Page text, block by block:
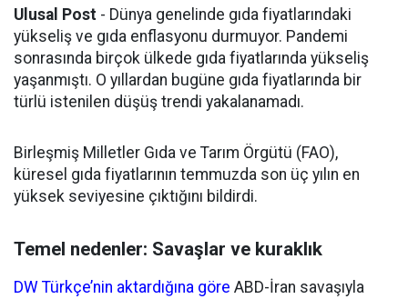
Ulusal Post - Dünya genelinde gıda fiyatlarındaki
yükseliş ve gıda enflasyonu durmuyor. Pandemi
sonrasında birçok ülkede gıda fiyatlarında yükseliş
yaşanmıştı. O yıllardan bugüne gıda fiyatlarında bir
türlü istenilen düşüş trendi yakalanamadı.
Birleşmiş Milletler Gıda ve Tarım Örgütü (FAO),
küresel gıda fiyatlarının temmuzda son üç yılın en
yüksek seviyesine çıktığını bildirdi.
Temel nedenler: Savaşlar ve kuraklık
DW Türkçe’nin aktardığına göre ABD-İran savaşıyla